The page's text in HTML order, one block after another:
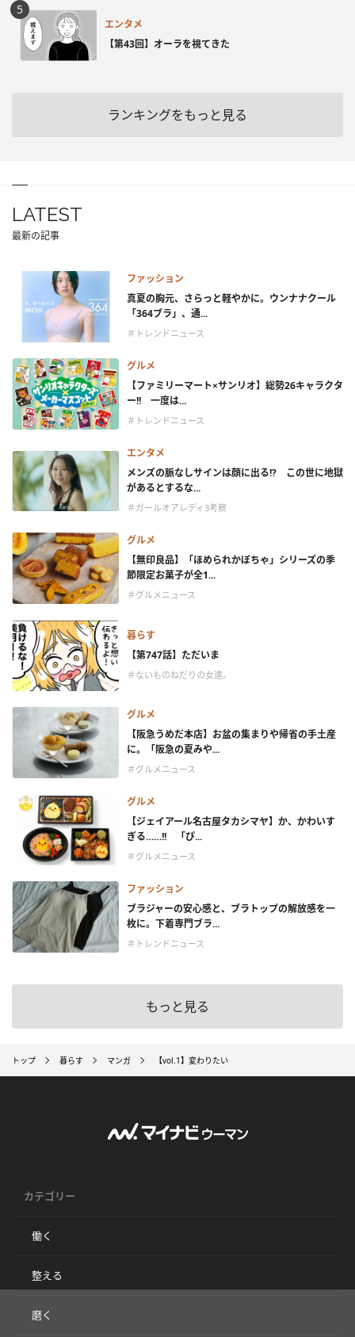
エンタメ
【第43回】オーラを視てきた
ランキングをもっと見る
LATEST
最新の記事
ファッション
真夏の胸元、さらっと軽やかに。ウンナナクール
「364ブラ」、通...
＃トレンドニュース
グルメ
【ファミリーマート×サンリオ】総勢26キャラクタ
ー!! 一度は...
＃トレンドニュース
エンタメ
メンズの脈なしサインは顔に出る!? この世に地獄
があるとするな...
＃ガールオアレディ3考察
グルメ
【無印良品】「ほめられかぼちゃ」シリーズの季
節限定お菓子が全1...
＃グルメニュース
暮らす
【第747話】ただいま
＃ないものねだりの女達。
グルメ
【阪急うめだ本店】お盆の集まりや帰省の手土産
に。「阪急の夏みや...
＃グルメニュース
グルメ
【ジェイアール名古屋タカシマヤ】か、かわいす
ぎる……!! 「ぴ...
＃グルメニュース
ファッション
ブラジャーの安心感と、ブラトップの解放感を一
枚に。下着専門ブラ...
＃トレンドニュース
もっと見る
トップ 暮らす マンガ 【vol.1】変わりたい
カテゴリー
働く
整える
磨く